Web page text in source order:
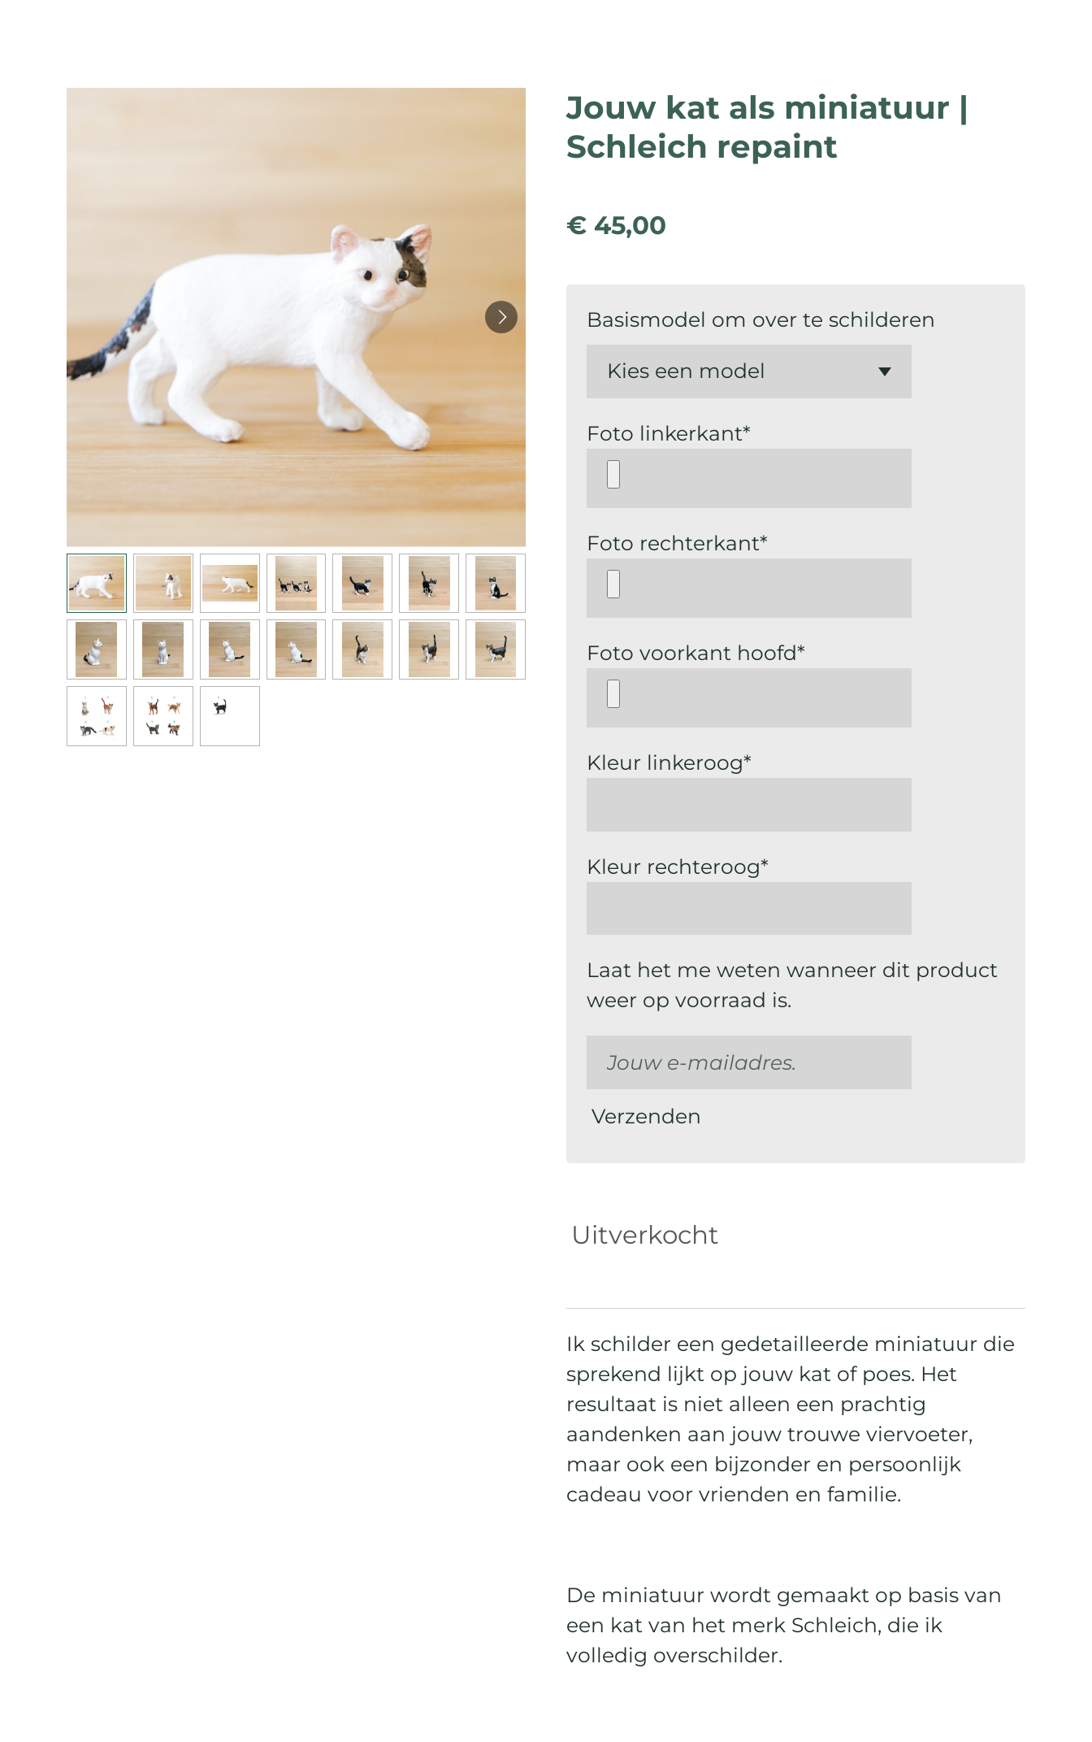
Jouw kat als miniatuur |
Schleich repaint
€ 45,00
Basismodel om over te schilderen
Foto linkerkant*
Foto rechterkant*
Foto voorkant hoofd*
Kleur linkeroog*
Kleur rechteroog*
Laat het me weten wanneer dit product
weer op voorraad is.
Verzenden
Uitverkocht
Ik schilder een gedetailleerde miniatuur die
sprekend lijkt op jouw kat of poes. Het
resultaat is niet alleen een prachtig
aandenken aan jouw trouwe viervoeter,
maar ook een bijzonder en persoonlijk
cadeau voor vrienden en familie.
De miniatuur wordt gemaakt op basis van
een kat van het merk Schleich, die ik
volledig overschilder.